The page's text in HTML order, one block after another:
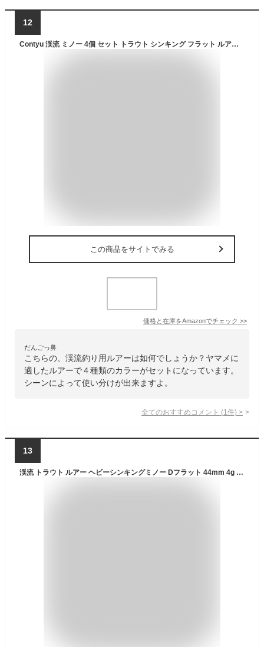
12
Contyu 渓流 ミノー 4個 セット トラウト シンキング フラット ルアー 50mm 4.7g (50mm/4.7g, カラーA（4個セット))
この商品をサイトでみる
価格と在庫をAmazonでチェック >>
だんごっ鼻
こちらの、渓流釣り用ルアーは如何でしょうか？ヤマメに
適したルアーで４種類のカラーがセットになっています。
シーンによって使い分けが出来ますよ。
全てのおすすめコメント (1 件) >
13
渓流 トラウト ルアー ヘビーシンキングミノー Dフラット 44mm 4g 高品質ハイグレードタイプ タングステン内臓モデル ヤマメとの コンタクト インサイト (誘い) に。セットパッケージ (アソート01(5個セット))